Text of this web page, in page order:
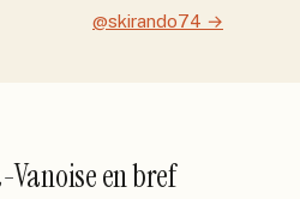
@skirando74 →
en bref